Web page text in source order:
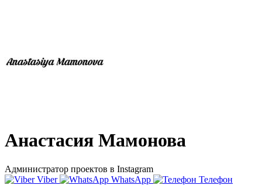
Анастасия Мамонова
Администратор проектов в Instagram
Viber
WhatsApp
Телефон